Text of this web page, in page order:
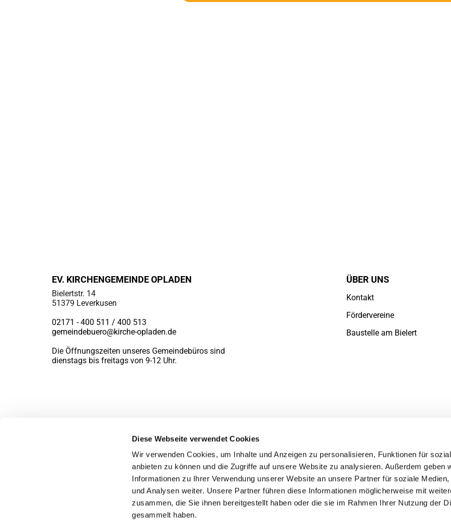
Diese Webseite verwendet Cookies
Wir verwenden Cookies, um Inhalte und Anzeigen zu personalisieren, Funktionen für
anbieten zu können und die Zugriffe auf unsere Website zu analysieren. Außerdem geben
Informationen zu Ihrer Verwendung unserer Website an unsere Partner für soziale Medien,
und Analysen weiter. Unsere Partner führen diese Informationen möglicherweise mit
zusammen, die Sie ihnen bereitgestellt haben oder die sie im Rahmen Ihrer Nutzung der
gesammelt haben.
EV. KIRCHENGEMEINDE OPLADEN
Bielertstr. 14
51379 Leverkusen
02171 - 400 511 / 400 513
gemeindebuero@kirche-opladen.de
Die Öffnungszeiten unseres Gemeindebüros sind
dienstags bis freitags von 9-12 Uhr.
ÜBER UNS
Kontakt
Fördervereine
Baustelle am Bielert